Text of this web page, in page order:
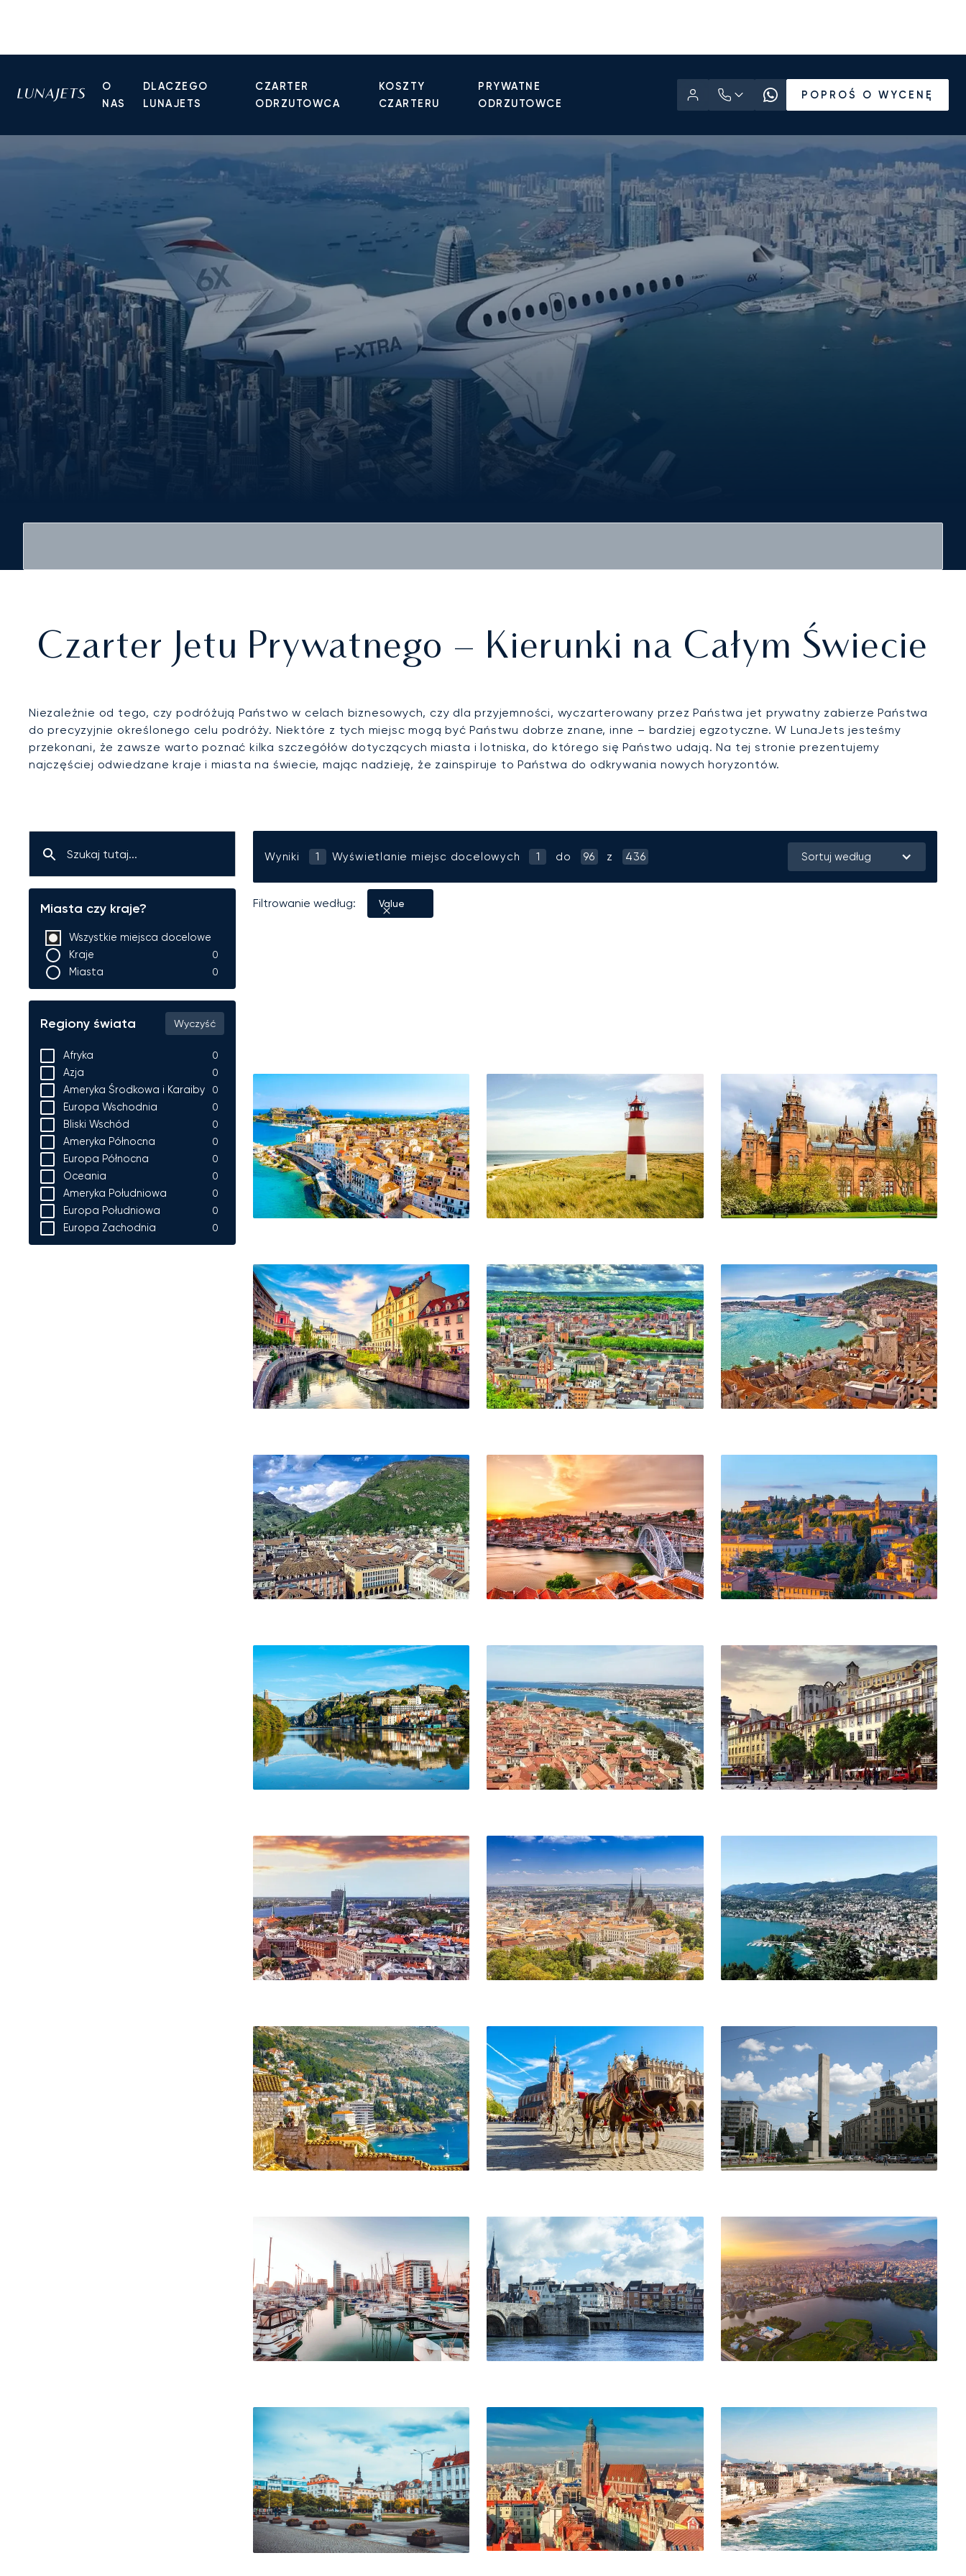
O
NAS
DLACZEGO
LUNAJETS
CZARTER
ODRZUTOWCA
KOSZTY
CZARTERU
PRYWATNE
ODRZUTOWCE
POPROŚ O WYCENĘ
Czarter Jetu Prywatnego – Kierunki na Całym Świecie
Niezależnie od tego, czy podróżują Państwo w celach biznesowych, czy dla przyjemności, wyczarterowany przez Państwa jet prywatny zabierze Państwa
do precyzyjnie określonego celu podróży. Niektóre z tych miejsc mogą być Państwu dobrze znane, inne – bardziej egzotyczne. W LunaJets jesteśmy
przekonani, że zawsze warto poznać kilka szczegółów dotyczących miasta i lotniska, do którego się Państwo udają. Na tej stronie prezentujemy
najczęściej odwiedzane kraje i miasta na świecie, mając nadzieję, że zainspiruje to Państwa do odkrywania nowych horyzontów.
Miasta czy kraje?
Wszystkie miejsca docelowe
Kraje
0
Miasta
0
Regiony świata Wyczyść
Afryka
0
Azja
0
Ameryka Środkowa i Karaiby
0
Europa Wschodnia
0
Bliski Wschód
0
Ameryka Północna
0
Europa Północna
0
Oceania
0
Ameryka Południowa
0
Europa Południowa
0
Europa Zachodnia
0
Wyniki 1 Wyświetlanie miejsc docelowych 1 do 96 z 436 Sortuj według
Filtrowanie według: Value
Korfu Glasgow
Lublana Liège Split
Bolzano Porto
Bristol Lizbona
Ryga Brno
Dubrownik Kiszyniów
Maastricht Tirana
Wrocław Biarritz